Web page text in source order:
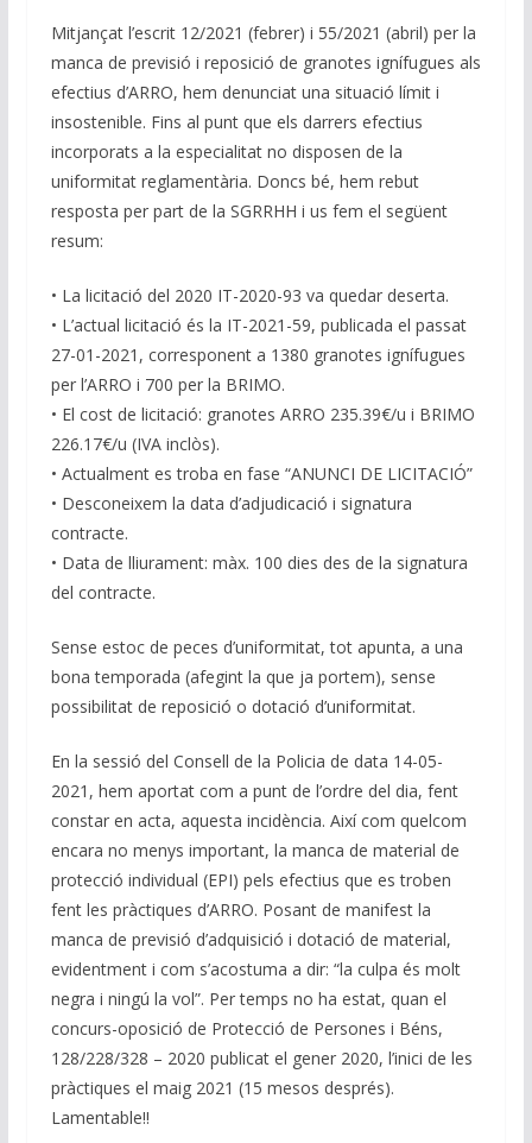
n o
k
p
p
m n
k
Mitjançat l’escrit 12/2021 (febrer) i 55/2021 (abril) per la
manca de previsió i reposició de granotes ignífugues als
efectius d’ARRO, hem denunciat una situació límit i
insostenible. Fins al punt que els darrers efectius
incorporats a la especialitat no disposen de la
uniformitat reglamentària. Doncs bé, hem rebut
resposta per part de la SGRRHH i us fem el següent
resum:
• La licitació del 2020 IT-2020-93 va quedar deserta.
• L’actual licitació és la IT-2021-59, publicada el passat
27-01-2021, corresponent a 1380 granotes ignífugues
per l’ARRO i 700 per la BRIMO.
• El cost de licitació: granotes ARRO 235.39€/u i BRIMO
226.17€/u (IVA inclòs).
• Actualment es troba en fase “ANUNCI DE LICITACIÓ”
• Desconeixem la data d’adjudicació i signatura
contracte.
• Data de lliurament: màx. 100 dies des de la signatura
del contracte.
Sense estoc de peces d’uniformitat, tot apunta, a una
bona temporada (afegint la que ja portem), sense
possibilitat de reposició o dotació d’uniformitat.
En la sessió del Consell de la Policia de data 14-05-
2021, hem aportat com a punt de l’ordre del dia, fent
constar en acta, aquesta incidència. Així com quelcom
encara no menys important, la manca de material de
protecció individual (EPI) pels efectius que es troben
fent les pràctiques d’ARRO. Posant de manifest la
manca de previsió d’adquisició i dotació de material,
evidentment i com s’acostuma a dir: “la culpa és molt
negra i ningú la vol”. Per temps no ha estat, quan el
concurs-oposició de Protecció de Persones i Béns,
128/228/328 – 2020 publicat el gener 2020, l’inici de les
pràctiques el maig 2021 (15 mesos després).
Lamentable!!